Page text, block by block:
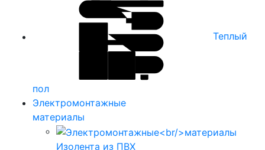
Теплый
пол
Электромонтажные
материалы
Изолента из ПВХ